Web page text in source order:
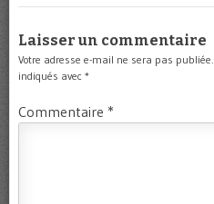
Laisser un commentaire
Votre adresse e-mail ne sera pas publiée.
indiqués avec *
Commentaire *